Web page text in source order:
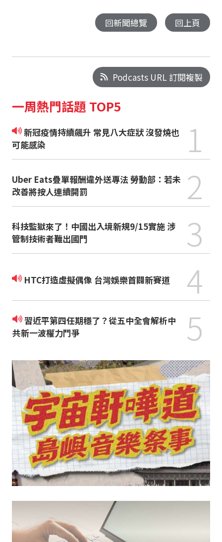
回新聞總覽 回上頁
Podcasts URL 訂閱複製
一周熱門話題 TOP5
新冠疫情持續飆升 常見八大症狀 沒發燒也
可能感染
1
Uber Eats疊單報酬違外送專法 勞動部：若未
改善將按人連續開罰
2
科技監獄來了！中國出入境新規9/15實施 涉
管制技術者難出國門
3
HTC打造虛擬偶像 台灣娛樂首闢新賽道 4
習近平第四任期穩了？從五中全會解析中
共新一波權力鬥爭
5